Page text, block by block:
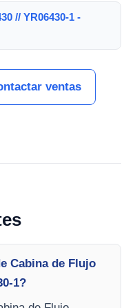
// YR06430-1 -
ventas
Cabina de Flujo
1?